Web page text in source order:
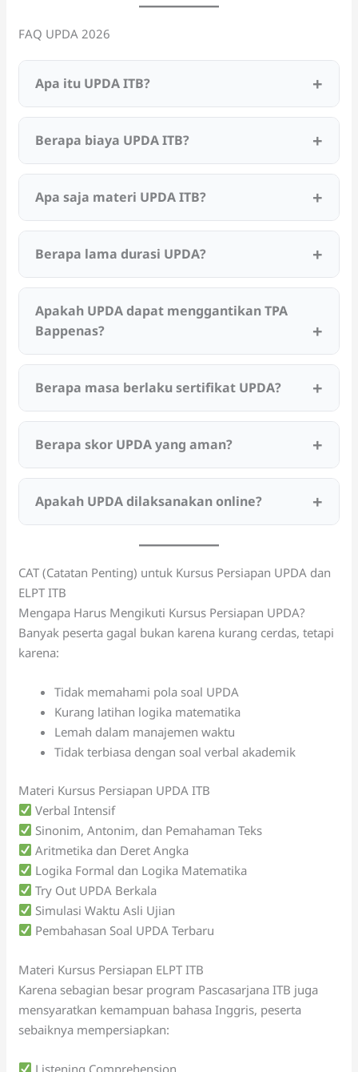
FAQ UPDA 2026
Apa itu UPDA ITB?
Berapa biaya UPDA ITB?
Apa saja materi UPDA ITB?
Berapa lama durasi UPDA?
Apakah UPDA dapat menggantikan TPA
Bappenas?
Berapa masa berlaku sertifikat UPDA?
Berapa skor UPDA yang aman?
Apakah UPDA dilaksanakan online?
CAT (Catatan Penting) untuk Kursus Persiapan UPDA dan
ELPT ITB
Mengapa Harus Mengikuti Kursus Persiapan UPDA?
Banyak peserta gagal bukan karena kurang cerdas, tetapi
karena:
Tidak memahami pola soal UPDA
Kurang latihan logika matematika
Lemah dalam manajemen waktu
Tidak terbiasa dengan soal verbal akademik
Materi Kursus Persiapan UPDA ITB
Verbal Intensif
Sinonim, Antonim, dan Pemahaman Teks
Aritmetika dan Deret Angka
Logika Formal dan Logika Matematika
Try Out UPDA Berkala
Simulasi Waktu Asli Ujian
Pembahasan Soal UPDA Terbaru
Materi Kursus Persiapan ELPT ITB
Karena sebagian besar program Pascasarjana ITB juga
mensyaratkan kemampuan bahasa Inggris, peserta
sebaiknya mempersiapkan:
Listening Comprehension